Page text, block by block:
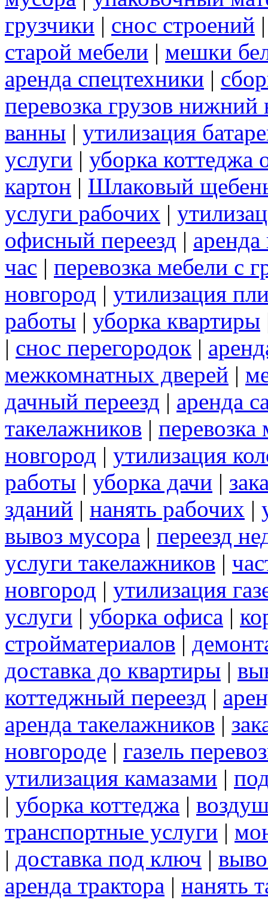
грузчики | снос строений
старой мебели | мешки
аренда спецтехники |
перевозка грузов нижний
ванны | утилизация
услуги | уборка коттеджа
картон | Шлаковый
услуги рабочих |
офисный переезд | аренда
час | перевозка мебели с
новгород | утилизация
работы | уборка квартиры
| снос перегородок |
межкомнатных дверей |
дачный переезд | аренда
такелажников |
новгород | утилизация
работы | уборка дачи |
зданий | нанять рабочих |
вывоз мусора | переезд
услуги такелажников |
новгород | утилизация
услуги | уборка офиса |
стройматериалов |
доставка до квартиры |
коттеджный переезд |
аренда такелажников |
новгороде | газель
утилизация камазами |
| уборка коттеджа |
транспортные услуги |
| доставка под ключ |
аренда трактора | нанять